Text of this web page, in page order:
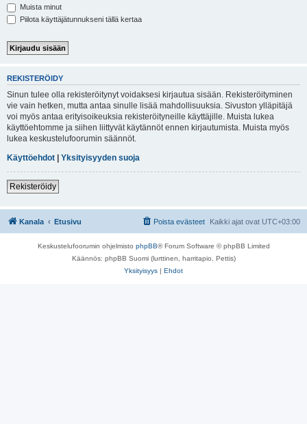
Muista minut
Piilota käyttäjätunnukseni tällä kertaa
REKISTERÖIDY
Sinun tulee olla rekisteröitynyt voidaksesi kirjautua sisään. Rekisteröityminen
vie vain hetken, mutta antaa sinulle lisää mahdollisuuksia. Sivuston ylläpitäjä
voi myös antaa erityisoikeuksia rekisteröityneille käyttäjille. Muista lukea
käyttöehtomme ja siihen liittyvät käytännöt ennen kirjautumista. Muista myös
lukea keskustelufoorumin säännöt.
Käyttöehdot | Yksityisyyden suoja
Rekisteröidy
Kanala Etusivu Kaikki ajat ovat UTC+03:00
Poista evästeet
Keskustelufoorumin ohjelmisto phpBB® Forum Software © phpBB Limited
Käännös: phpBB Suomi (lurttinen, harritapio, Pettis)
Yksityisyys | Ehdot